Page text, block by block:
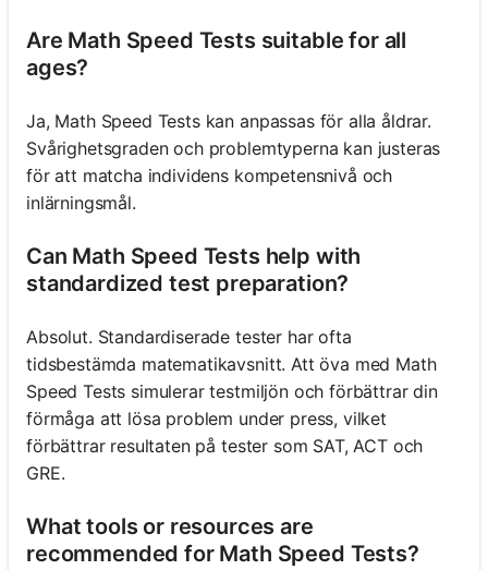
Are Math Speed Tests suitable for all
ages?
Ja, Math Speed Tests kan anpassas för alla åldrar.
Svårighetsgraden och problemtyperna kan justeras
för att matcha individens kompetensnivå och
inlärningsmål.
Can Math Speed Tests help with
standardized test preparation?
Absolut. Standardiserade tester har ofta
tidsbestämda matematikavsnitt. Att öva med Math
Speed Tests simulerar testmiljön och förbättrar din
förmåga att lösa problem under press, vilket
förbättrar resultaten på tester som SAT, ACT och
GRE.
What tools or resources are
recommended for Math Speed Tests?